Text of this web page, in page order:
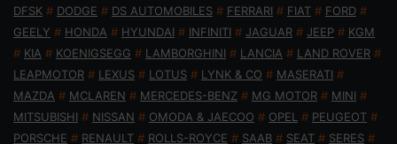
DFSK # DODGE # DS AUTOMOBILES # FERRARI # FIAT # FORD #
GEELY # HONDA # HYUNDAI # INFINITI # JAGUAR # JEEP # KGM
# KIA # KOENIGSEGG # LAMBORGHINI # LANCIA # LAND ROVER #
LEAPMOTOR # LEXUS # LOTUS # LYNK & CO # MASERATI #
MAZDA # MCLAREN # MERCEDES-BENZ # MG MOTOR # MINI #
MITSUBISHI # NISSAN # OMODA & JAECOO # OPEL # PEUGEOT #
PORSCHE # RENAULT # ROLLS-ROYCE # SAAB # SEAT # SERES #